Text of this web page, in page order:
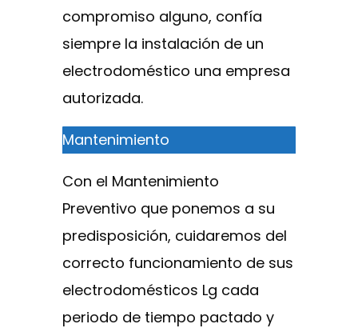
compromiso alguno, confía
siempre la instalación de un
electrodoméstico una empresa
autorizada.
Mantenimiento
Con el Mantenimiento
Preventivo que ponemos a su
predisposición, cuidaremos del
correcto funcionamiento de sus
electrodomésticos Lg cada
periodo de tiempo pactado y